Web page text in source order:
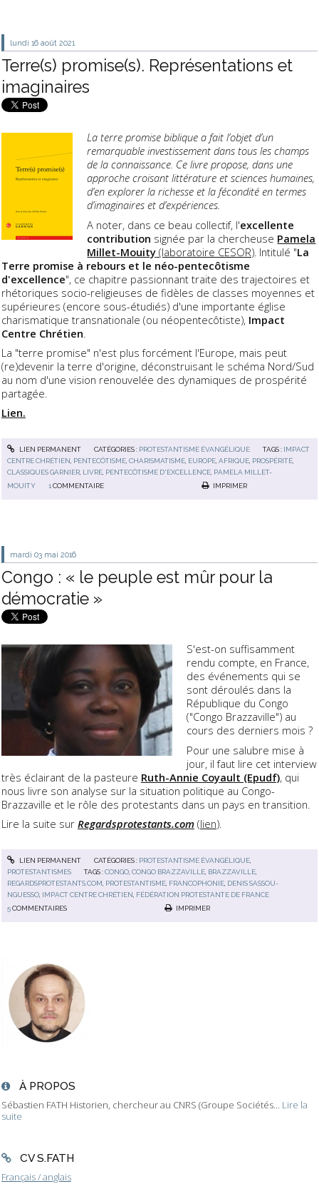
À PROPOS
Sébastien FATH Historien, chercheur au CNRS (Groupe Sociétés... Lire la
suite
CV S.FATH
Français / anglais
lundi 16 août 2021
Terre(s) promise(s). Représentations et
imaginaires
La terre promise biblique a fait l’objet d’un
remarquable investissement dans tous les champs
de la connaissance. Ce livre propose, dans une
approche croisant littérature et sciences humaines,
d’en explorer la richesse et la fécondité en termes
d’imaginaires et d’expériences.
A noter, dans ce beau collectif, l'excellente
contribution signée par la chercheuse Pamela
Millet-Mouity (laboratoire CESOR) . Intitulé "La
Terre promise à rebours et le néo-pentecôtisme
d'excellence", ce chapitre passionnant traite des trajectoires et
rhétoriques socio-religieuses de fidèles de classes moyennes et
supérieures (encore sous-étudiés) d'une importante église
charismatique transnationale (ou néopentecôtiste), Impact
Centre Chrétien
La "terre promise" n'est plus forcément l'Europe, mais peut
(re)devenir la terre d'origine, déconstruisant le schéma Nord/Sud
au nom d'une vision renouvelée des dynamiques de prospérité
partagée.
Lien.
LIEN PERMANENT CATÉGORIES : PROTESTANTISME ÉVANGÉLIQUE TAGS : IMPACT
CENTRE CHRÉTIEN, PENTECÔTISME,CHARISMATISME, EUROPE,AFRIQUE, PROSPÉRITÉ,
CLASSIQUES GARNIER, LIVRE, PENTECÔTISME D'EXCELLENCE, PAMELA MILLET-
MOUITY
1 COMMENTAIRE IMPRIMER
mardi 03 mai 2016
Congo : « le peuple est mûr pour la
démocratie »
S'est-on suffisamment
rendu compte, en France,
des événements qui se
sont déroulés dans la
République du Congo
("Congo Brazzaville") au
cours des derniers mois ?
Pour une salubre mise à
jour, il faut lire cet interview
très éclairant de la pasteure Ruth-Annie Coyault (Epudf), qui
nous livre son analyse sur la situation politique au Congo-
Brazzaville et le rôle des protestants dans un pays en transition.
Lire la suite sur Regardsprotestants.com (lien).
LIEN PERMANENT CATÉGORIES : PROTESTANTISME ÉVANGÉLIQUE,
PROTESTANTISMES
TAGS :CONGO,CONGO BRAZZAVILLE, BRAZZAVILLE,
REGARDSPROTESTANTS.COM, PROTESTANTISME, FRANCOPHONIE, DENIS SASSOU-
NGUESSO, IMPACT CENTRE CHRÉTIEN, FÉDÉRATION PROTESTANTE DE FRANCE
5COMMENTAIRES IMPRIMER